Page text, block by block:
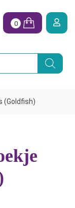
0
(Goldfish)